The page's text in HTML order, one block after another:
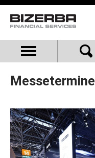
Messetermine